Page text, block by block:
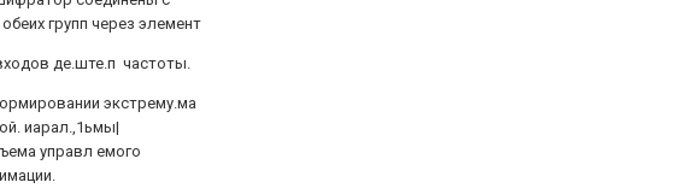
групп через элемент
де.ште.п частоты.
экстрему.ма
иарал.,1ьмы|
управл емого